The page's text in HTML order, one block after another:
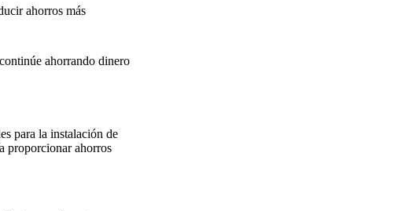
ahorros más
ahorrando dinero
para la instalación de
proporcionar ahorros